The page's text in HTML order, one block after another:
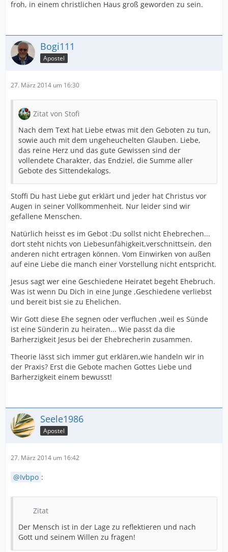
froh, in einem christlichen Haus groß geworden zu sein.
Bogi111
Apostel
27. März 2014 um 16:30
Zitat von Stofi
Nach dem Text hat Liebe etwas mit den Geboten zu tun,
sowie auch mit dem ungeheuchelten Glauben. Liebe,
das reine Herz und das gute Gewissen sind der
vollendete Charakter, das Endziel, die Summe aller
Gebote des Sittendekalogs.
Stoffi Du hast Liebe gut erklärt und jeder hat Christus vor
Augen in seiner Vollkommenheit. Nur leider sind wir
gefallene Menschen.
Natürlich heisst es im Gebot :Du sollst nicht Ehebrechen...
dort steht nichts von Liebesunfähigkeit,verschnittsein, den
anderen nicht ertragen können. Vom Einwirken von außen
auf eine Liebe die manch einer Vorstellung nicht entspricht.
Jesus sagt wer eine Geschiedene Heiratet begeht Ehebruch.
Was ist wenn Du Dich in eine Junge ,Geschiedene verliebst
und bereit bist sie zu Ehelichen.
Wir Gott diese Ehe segnen oder verfluchen ,weil es Sünde
ist eine Sünderin zu heiraten... Wie passt da die
Barherzigkeit Jesus bei der Ehebrecherin zusammen.
Theorie lässt sich immer gut erklären,wie handeln wir in
der Praxis? Erst die Gebote machen Gottes Liebe und
Barherzigkeit einem bewusst!
Seele1986
Apostel
27. März 2014 um 16:42
Ivbpo :
Zitat
Der Mensch ist in der Lage zu reflektieren und nach
Gott und seinem Willen zu fragen!